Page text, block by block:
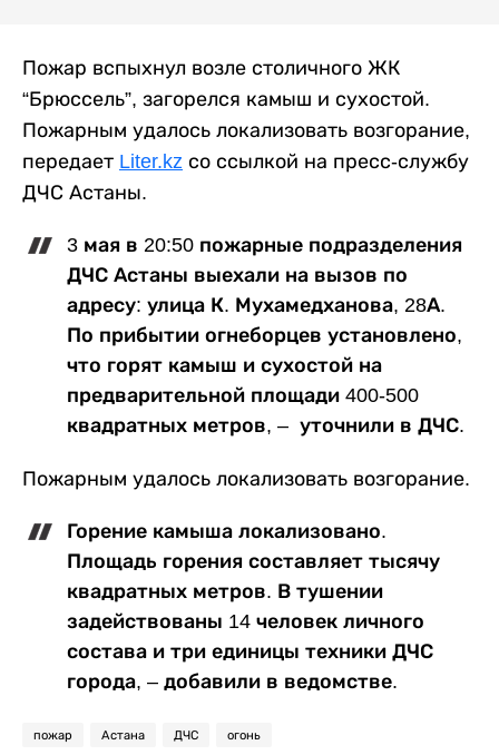
Пожар вспыхнул возле столичного ЖК
“Брюссель”, загорелся камыш и сухостой.
Пожарным удалось локализовать возгорание,
передает Liter.kz со ссылкой на пресс-службу
ДЧС Астаны.
3 мая в 20:50 пожарные подразделения
ДЧС Астаны выехали на вызов по
адресу: улица К. Мухамедханова, 28А.
По прибытии огнеборцев установлено,
что горят камыш и сухостой на
предварительной площади 400-500
квадратных метров, – уточнили в ДЧС.
Пожарным удалось локализовать возгорание.
Горение камыша локализовано.
Площадь горения составляет тысячу
квадратных метров. В тушении
задействованы 14 человек личного
состава и три единицы техники ДЧС
города, – добавили в ведомстве.
пожар Астана ДЧС огонь